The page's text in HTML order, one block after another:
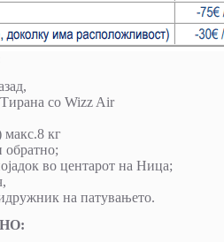
со Wizz Air
кг
во центарот на Ница;
на патувањето.